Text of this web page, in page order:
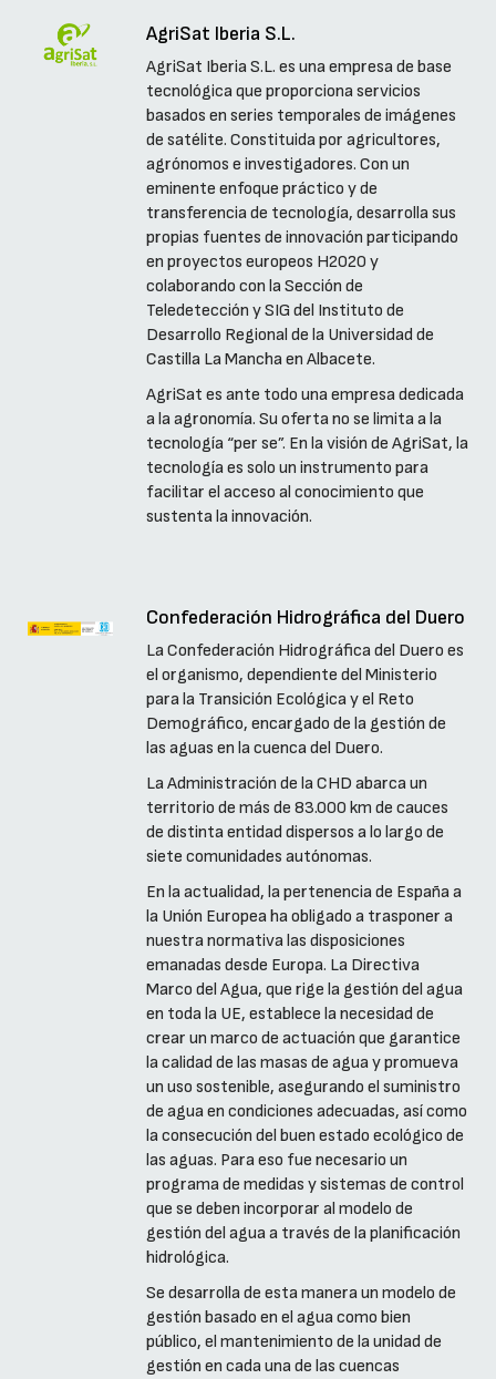
AgriSat Iberia S.L.
AgriSat Iberia S.L. es una empresa de base
tecnológica que proporciona servicios
basados en series temporales de imágenes
de satélite. Constituida por agricultores,
agrónomos e investigadores. Con un
eminente enfoque práctico y de
transferencia de tecnología, desarrolla sus
propias fuentes de innovación participando
en proyectos europeos H2020 y
colaborando con la Sección de
Teledetección y SIG del Instituto de
Desarrollo Regional de la Universidad de
Castilla La Mancha en Albacete.
AgriSat es ante todo una empresa dedicada
a la agronomía. Su oferta no se limita a la
tecnología “per se”. En la visión de AgriSat, la
tecnología es solo un instrumento para
facilitar el acceso al conocimiento que
sustenta la innovación.
Confederación Hidrográfica del Duero
La Confederación Hidrográfica del Duero es
el organismo, dependiente del Ministerio
para la Transición Ecológica y el Reto
Demográfico, encargado de la gestión de
las aguas en la cuenca del Duero.
La Administración de la CHD abarca un
territorio de más de 83.000 km de cauces
de distinta entidad dispersos a lo largo de
siete comunidades autónomas.
En la actualidad, la pertenencia de España a
la Unión Europea ha obligado a trasponer a
nuestra normativa las disposiciones
emanadas desde Europa. La Directiva
Marco del Agua, que rige la gestión del agua
en toda la UE, establece la necesidad de
crear un marco de actuación que garantice
la calidad de las masas de agua y promueva
un uso sostenible, asegurando el suministro
de agua en condiciones adecuadas, así como
la consecución del buen estado ecológico de
las aguas. Para eso fue necesario un
programa de medidas y sistemas de control
que se deben incorporar al modelo de
gestión del agua a través de la planificación
hidrológica.
Se desarrolla de esta manera un modelo de
gestión basado en el agua como bien
público, el mantenimiento de la unidad de
gestión en cada una de las cuencas